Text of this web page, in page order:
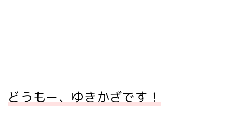
どうもー、ゆきかざです！